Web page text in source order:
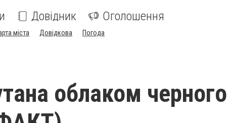
Довідник Оголошення
міста Довідкова Погода
облаком черного